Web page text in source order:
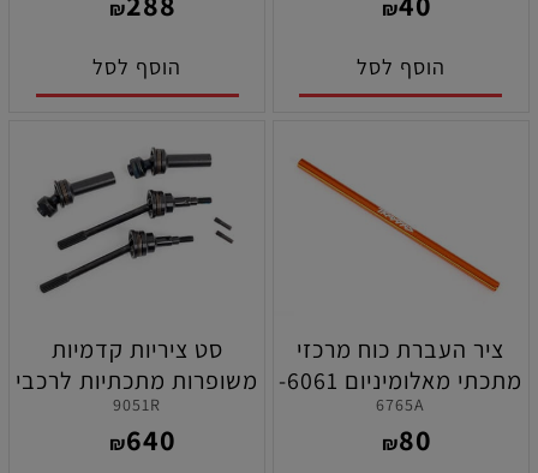
₪
הוסף לסל
₪
הוסף לסל
ציר העברת כוח מרכזי
מתכתי מאלומיניום 6061-
T6 כתום לרכבים תוצרת
טרקסס
6765A
₪80
סט ציריות קדמיות
משופרות מתכתיות לרכבי
טרקסס ( בשימוש עם מקט
9051R
₪640